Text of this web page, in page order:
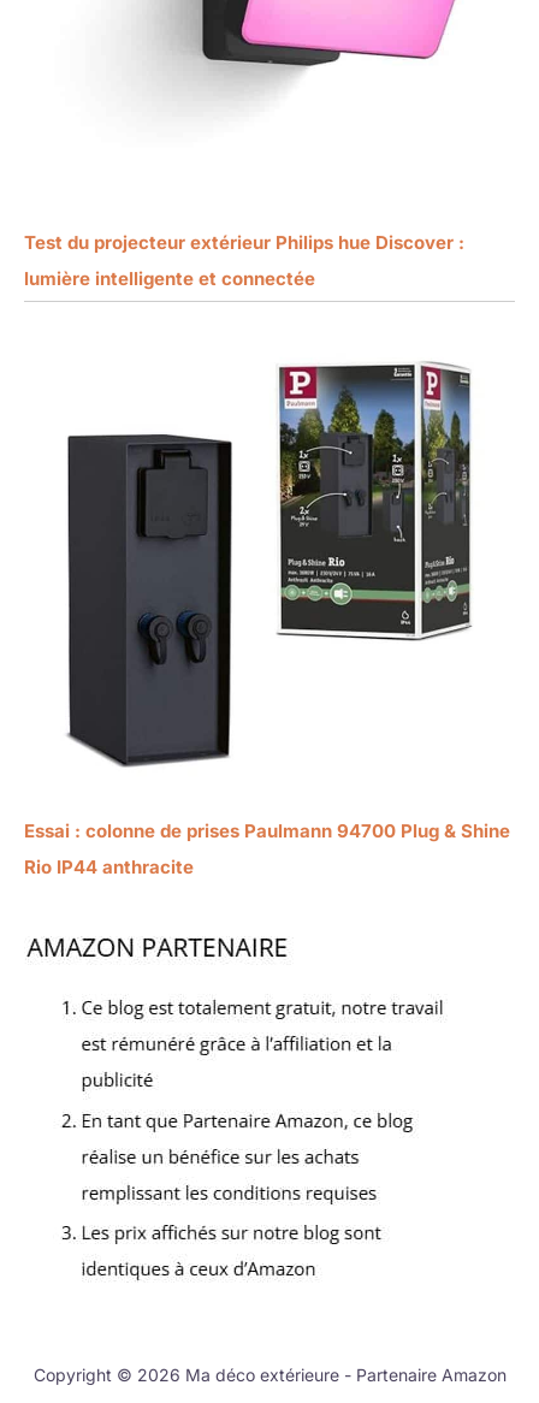
Test du projecteur extérieur Philips hue Discover :
lumière intelligente et connectée
Essai : colonne de prises Paulmann 94700 Plug & Shine
Rio IP44 anthracite
Copyright © 2026 Ma déco extérieure - Partenaire Amazon